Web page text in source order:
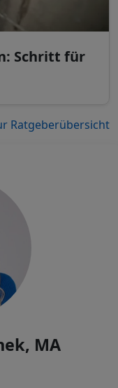
Schritt für
Ratgeberübersicht
MA